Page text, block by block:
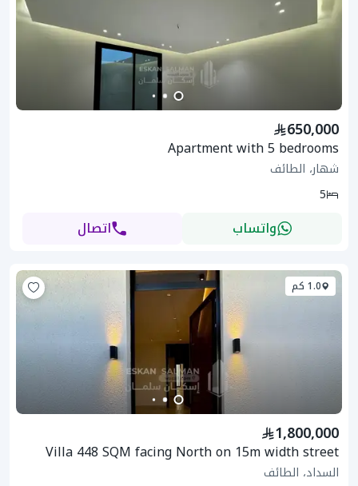
650,000
Apartment with 5 bedrooms
شهار، الطائف
5
واتساب اتصال
1.0 كم
1,800,000
Villa 448 SQM facing North on 15m width street
السداد، الطائف